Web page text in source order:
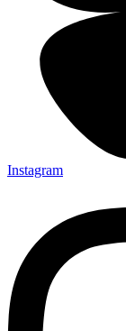
Instagram